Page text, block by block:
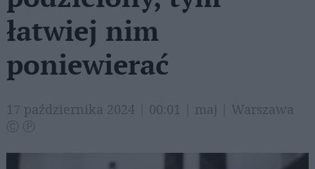
łatwiej nim
poniewierać
17 października 2024 | 00:01 | maj | Warszawa
Ⓒ Ⓟ